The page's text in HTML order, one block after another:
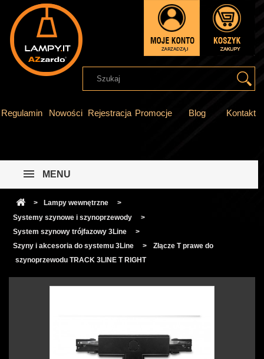
Regulamin Nowości Rejestracja Promocje Blog Kontakt
MENU
> Lampy wewnętrzne
>
Systemy szynowe i szynoprzewody
>
System szynowy trójfazowy 3Line
>
Szyny i akcesoria do systemu 3Line
>
Złącze T prawe do
szynoprzewodu TRACK 3LINE T RIGHT